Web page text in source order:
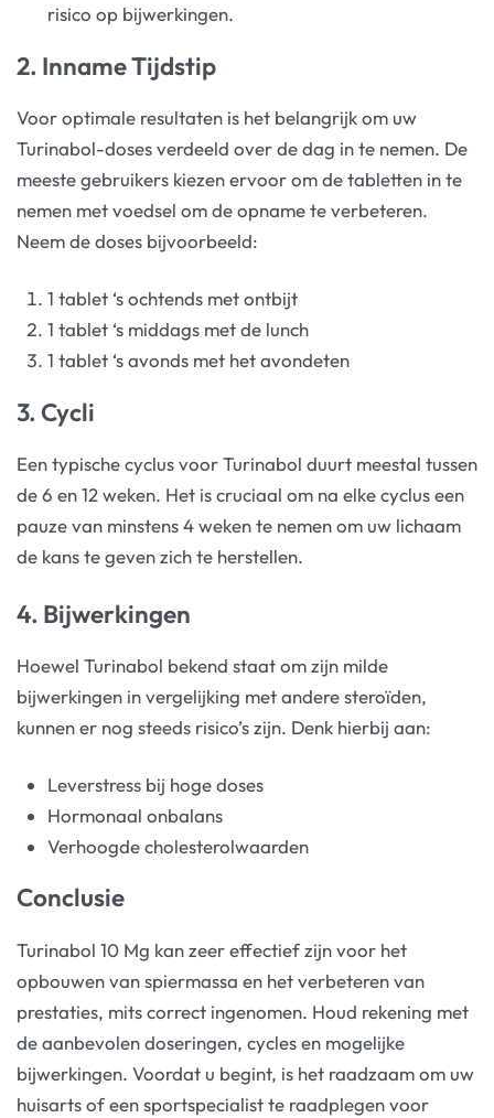
risico op bijwerkingen.
2. Inname Tijdstip
Voor optimale resultaten is het belangrijk om uw
Turinabol-doses verdeeld over de dag in te nemen. De
meeste gebruikers kiezen ervoor om de tabletten in te
nemen met voedsel om de opname te verbeteren.
Neem de doses bijvoorbeeld:
1 tablet ‘s ochtends met ontbijt
1 tablet ‘s middags met de lunch
1 tablet ‘s avonds met het avondeten
3. Cycli
Een typische cyclus voor Turinabol duurt meestal tussen
de 6 en 12 weken. Het is cruciaal om na elke cyclus een
pauze van minstens 4 weken te nemen om uw lichaam
de kans te geven zich te herstellen.
4. Bijwerkingen
Hoewel Turinabol bekend staat om zijn milde
bijwerkingen in vergelijking met andere steroïden,
kunnen er nog steeds risico’s zijn. Denk hierbij aan:
Leverstress bij hoge doses
Hormonaal onbalans
Verhoogde cholesterolwaarden
Conclusie
Turinabol 10 Mg kan zeer effectief zijn voor het
opbouwen van spiermassa en het verbeteren van
prestaties, mits correct ingenomen. Houd rekening met
de aanbevolen doseringen, cycles en mogelijke
bijwerkingen. Voordat u begint, is het raadzaam om uw
huisarts of een sportspecialist te raadplegen voor